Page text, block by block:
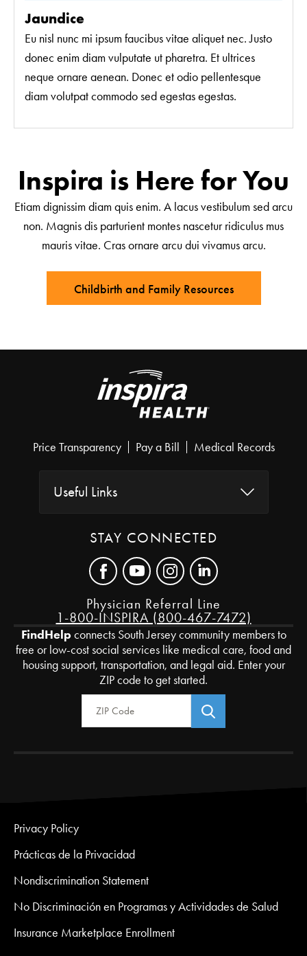
Jaundice
Eu nisl nunc mi ipsum faucibus vitae aliquet nec. Justo
donec enim diam vulputate ut pharetra. Et ultrices
neque ornare aenean. Donec et odio pellentesque
diam volutpat commodo sed egestas egestas.
Inspira is Here for You
Etiam dignissim diam quis enim. A lacus vestibulum sed arcu
non. Magnis dis parturient montes nascetur ridiculus mus
mauris vitae. Cras ornare arcu dui vivamus arcu.
Childbirth and Family Resources
Price Transparency Pay a Bill Medical Records
Useful Links
STAY CONNECTED
Physician Referral Line
1-800-INSPIRA (800-467-7472)
FindHelpconnects South Jersey community members to
free or low-cost social services like medical care, food and
housing support, transportation, and legal aid. Enter your
ZIP code to get started.
Zip Code
Privacy Policy
Prácticas de la Privacidad
Nondiscrimination Statement
No Discriminación en Programas y Actividades de Salud
Insurance Marketplace Enrollment